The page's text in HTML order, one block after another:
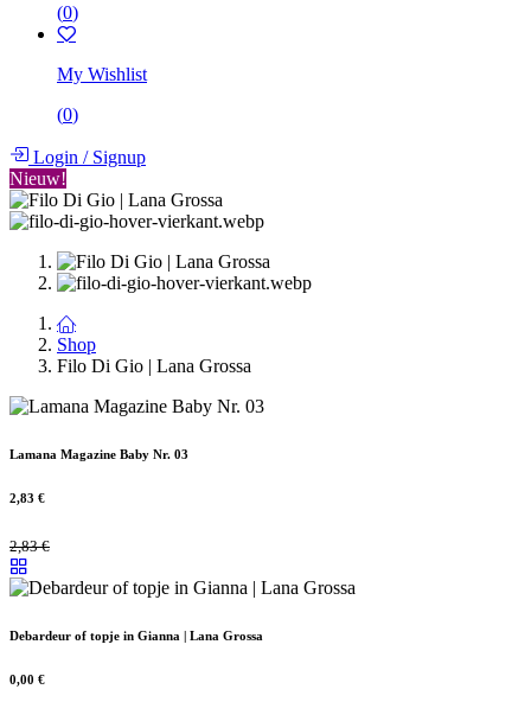
(0)
My Wishlist
(0)
Login /Signup
Nieuw!
Shop
Filo Di Gio | Lana Grossa
Lamana Magazine Baby Nr. 03
2,83 €
2,83€
Debardeur of topje in Gianna | Lana Grossa
0,00 €